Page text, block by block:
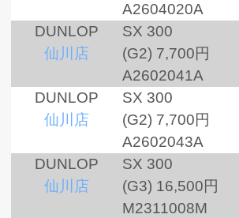
A2604020A
DUNLOP
仙川店
SX 300
(G2) 7,700円
A2602041A
DUNLOP
仙川店
SX 300
(G2) 7,700円
A2602043A
DUNLOP
仙川店
SX 300
(G3) 16,500円
M2311008M